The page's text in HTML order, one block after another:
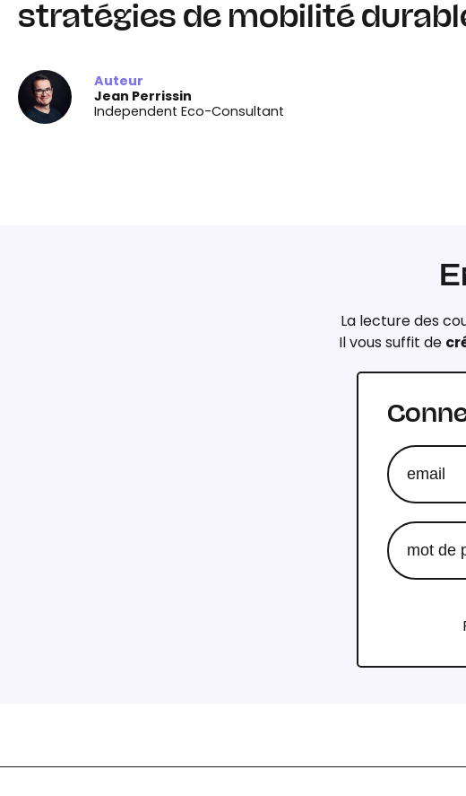
stratégies de mobilité
Auteur
Jean Perrissin
Independent Eco-Consultant
La lecture des
Il vous suffit de